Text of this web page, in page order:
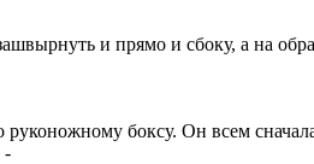
и прямо и сбоку, а на
боксу. Он всем
-